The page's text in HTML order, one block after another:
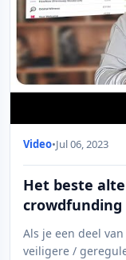
Video•Jul 06, 2023
Het beste
crowdfunding
Als je een deel
veiligere /